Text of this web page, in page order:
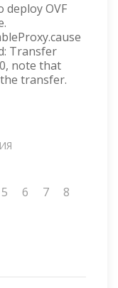
deploy OVF
Transfer
note that
transfer.
Страница
5 Страница
6 Страница
7 Страница
8